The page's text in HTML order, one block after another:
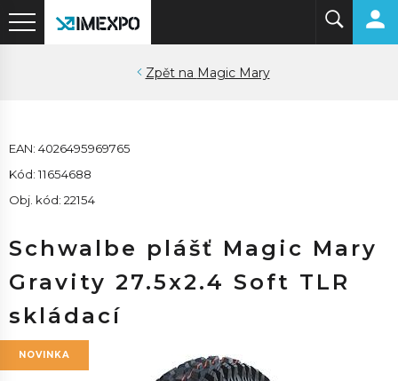
Magic Mary
EAN: 4026495969765
Kód: 11654688
Obj. kód: 22154
Schwalbe plášť Magic Mary
Gravity 27.5x2.4 Soft TLR
skládací
NOVINKA